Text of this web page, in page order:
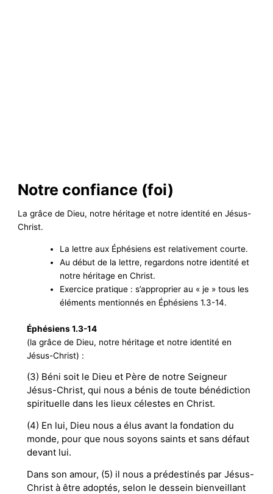
Notre confiance (foi)
La grâce de Dieu, notre héritage et notre identité en Jésus-
Christ.
La lettre aux Éphésiens est relativement courte.
Au début de la lettre, regardons notre identité et
notre héritage en Christ.
Exercice pratique : s’approprier au « je » tous les
éléments mentionnés en Éphésiens 1.3-14.
Éphésiens 1.3-14
(la grâce de Dieu, notre héritage et notre identité en
Jésus-Christ) :
(3) Béni soit le Dieu et Père de notre Seigneur
Jésus-Christ, qui nous a bénis de toute bénédiction
spirituelle dans les lieux célestes en Christ.
(4) En lui, Dieu nous a élus avant la fondation du
monde, pour que nous soyons saints et sans défaut
devant lui.
Dans son amour, (5) il nous a prédestinés par Jésus-
Christ à être adoptés, selon le dessein bienveillant